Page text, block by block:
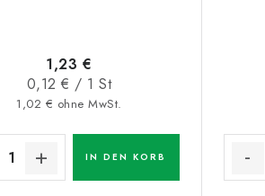
1,02 € ohne MwSt.
1,23 €
Verkaufspreis:
0,12 € / 1 St
IN DEN KORB